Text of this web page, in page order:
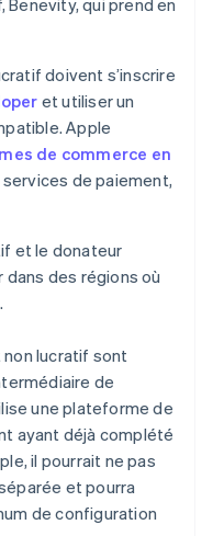
Benevity, qui prend en
doivent s’inscrire
et utiliser un
Apple
de commerce en
de paiement,
et le donateur
des régions où
lucratif sont
de
une plateforme de
ayant déjà complété
il pourrait ne pas
et pourra
de configuration